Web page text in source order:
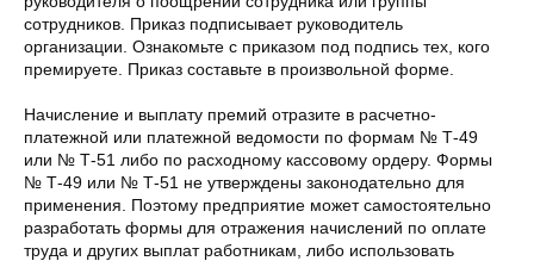
сотрудников. Приказ подписывает руководитель
организации. Ознакомьте с приказом под подпись тех, кого
премируете. Приказ составьте в произвольной форме.
Начисление и выплату премий отразите в расчетно-
платежной или платежной ведомости по формам № Т-49
или № Т-51 либо по расходному кассовому ордеру. Формы
№ Т-49 или № Т-51 не утверждены законодательно для
применения. Поэтому предприятие может самостоятельно
разработать формы для отражения начислений по оплате
труда и других выплат работникам, либо использовать